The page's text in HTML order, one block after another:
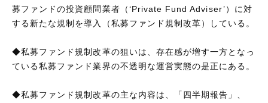
募ファンドの投資顧問業者（‘Private Fund Adviser’）に対
する新たな規制を導入（私募ファンド規制改革）している。
◆私募ファンド規制改革の狙いは、存在感が増す一方となっ
ている私募ファンド業界の不透明な運営実態の是正にある。
◆私募ファンド規制改革の主な内容は、「四半期報告」、